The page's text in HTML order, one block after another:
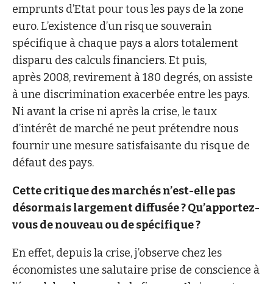
emprunts d’Etat pour tous les pays de la zone
euro. L’existence d’un risque souverain
spécifique à chaque pays a alors totalement
disparu des calculs financiers. Et puis,
après 2008, revirement à 180 degrés, on assiste
à une discrimination exacerbée entre les pays.
Ni avant la crise ni après la crise, le taux
d’intérêt de marché ne peut prétendre nous
fournir une mesure satisfaisante du risque de
défaut des pays.
Cette critique des marchés n’est-elle pas
désormais largement diffusée ? Qu’apportez-
vous de nouveau ou de spécifique ?
En effet, depuis la crise, j’observe chez les
économistes une salutaire prise de conscience à